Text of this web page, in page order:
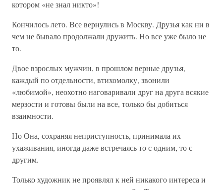
котором «не знал никто»!
Кончилось лето. Все вернулись в Москву. Друзья как ни в
чем не бывало продолжали дружить. Но все уже было не
то.
Двое взрослых мужчин, в прошлом верные друзья,
каждый по отдельности, втихомолку, звонили
«любимой», неохотно наговаривали друг на друга всякие
мерзости и готовы были на все, только бы добиться
взаимности.
Но Она, сохраняя неприступность, принимала их
ухаживания, иногда даже встречаясь то с одним, то с
другим.
Только художник не проявлял к ней никакого интереса и